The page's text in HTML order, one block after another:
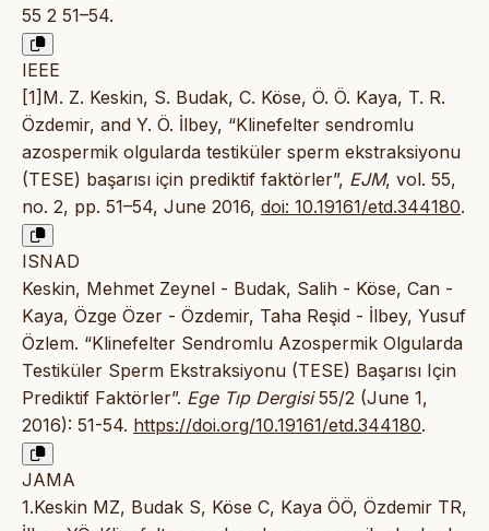
55 2 51–54.
IEEE
[1]M. Z. Keskin, S. Budak, C. Köse, Ö. Ö. Kaya, T. R.
Özdemir, and Y. Ö. İlbey, “Klinefelter sendromlu
azospermik olgularda testiküler sperm ekstraksiyonu
(TESE) başarısı için prediktif faktörler”, EJM, vol. 55,
no. 2, pp. 51–54, June 2016, doi: 10.19161/etd.344180.
ISNAD
Keskin, Mehmet Zeynel - Budak, Salih - Köse, Can -
Kaya, Özge Özer - Özdemir, Taha Reşid - İlbey, Yusuf
Özlem. “Klinefelter Sendromlu Azospermik Olgularda
Testiküler Sperm Ekstraksiyonu (TESE) Başarısı Için
Prediktif Faktörler”. Ege Tıp Dergisi55/2 (June 1,
2016): 51-54. https://doi.org/10.19161/etd.344180.
JAMA
1.Keskin MZ, Budak S, Köse C, Kaya ÖÖ, Özdemir TR,